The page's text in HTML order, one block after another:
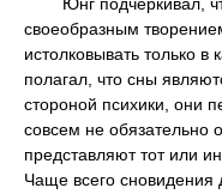
своеобразным
истолковывать только
полагал, что сны
стороной психики, они
совсем не обязательно
представляют тот или
Чаще всего сновидения